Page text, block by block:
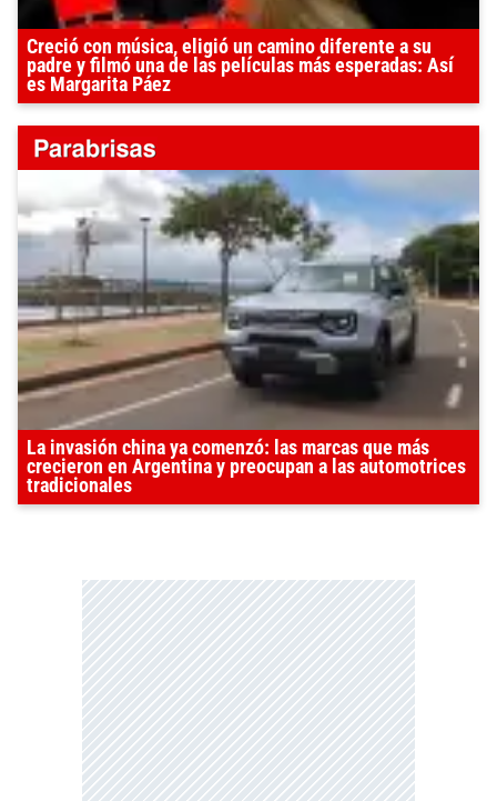
Creció con música, eligió un camino diferente a su
padre y filmó una de las películas más esperadas: Así
es Margarita Páez
La invasión china ya comenzó: las marcas que más
crecieron en Argentina y preocupan a las automotrices
tradicionales